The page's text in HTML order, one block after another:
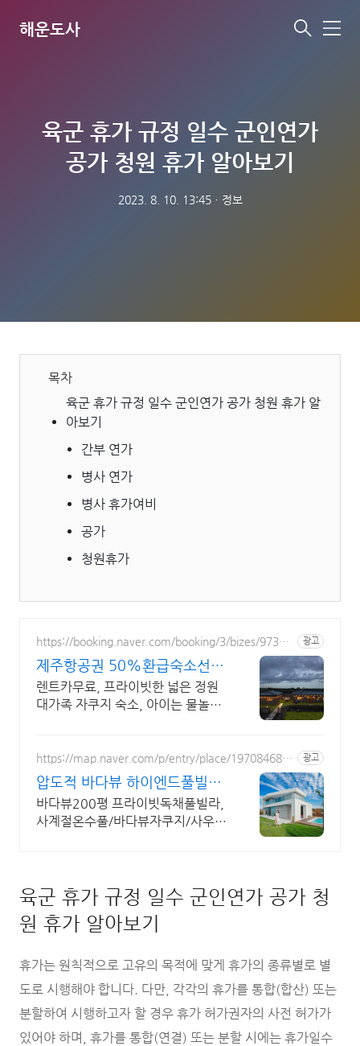
해운도사
메
육군 휴가 규정 일수 군인연가
공가 청원 휴가 알아보기
2023. 8. 10. 13:45ㆍ 정보
목차
육군 휴가 규정 일수 군인연가 공가 청원 휴가 알
아보기
간부 연가
병사 연가
병사 휴가여비
공가
청원휴가
https://booking.naver.com/booking/3/bizes/97356
광고
제주항공권 50%환급숙소선정
렌트카 무료 이벤트중
렌트카무료, 프라이빗한 넓은 정원
대가족 자쿠지 숙소, 아이는 물놀이,
자쿠지, 바베큐
https://map.naver.com/p/entry/place/197084688
광고
압도적 바다뷰 하이엔드풀빌라
7-8월 한정 수영장 포함
바다뷰200평 프라이빗독채풀빌라,
사계절온수풀/바다뷰자쿠지/사우
육군 휴가 규정 일수 군인연가 공가 청
원 휴가 알아보기
휴가는 원칙적으로 고유의 목적에 맞게 휴가의 종류별로 별
도로 시행해야 합니다. 다만, 각각의 휴가를 통합(합산) 또는
분할하여 시행하고자 할 경우 휴가 허가권자의 사전 허가가
있어야 하며, 휴가를 통합(연결) 또는 분할 시에는 휴가일수